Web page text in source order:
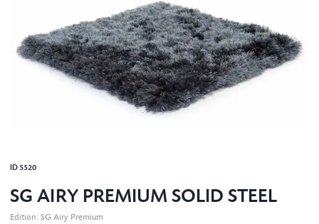
ID5520
SG AIRY PREMIUM SOLID STEEL
Edition: SG Airy Premium